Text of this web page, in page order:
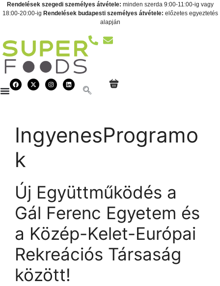
Rendelések szegedi személyes átvétele: minden szerda 9:00-11:00-ig vagy
18:00-20:00-ig Rendelések budapesti személyes átvétele: előzetes egyeztetés
alapján
IngyenesProgramo
k
Új Együttműködés a
Gál Ferenc Egyetem és
a Közép-Kelet-Európai
Rekreációs Társaság
között!